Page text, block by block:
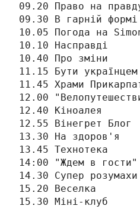
09.20 Право на
09.30 В гарній формі
10.05 Погода на
10.10 Насправді
10.40 Про зміни
11.15 Бути українцем
11.45 Храми
12.00
12.40 Кіноалея
12.55 Вінегрет Блог
13.30 На здоров'я
13.45 Технотека
14:00 "Ждем в гости"
14.30 Супер розумахи
15.20 Веселка
15.30 Міні-клуб